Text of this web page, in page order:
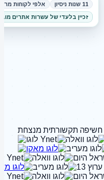
11 שנות ניסיון
אלפי לקוחות
זכיין בלעדי של עשרות אתרים
חשיפה תקשורתית מנצחת